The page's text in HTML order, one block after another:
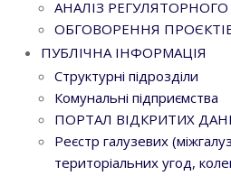
АНАЛІЗ
ОБГОВОРЕННЯ
ПУБЛІЧНА ІНФОРМАЦІЯ
Структурні підрозділи
Комунальні підприємства
ПОРТАЛ ВІДКРИТИХ
Реєстр галузевих
територіальних угод,